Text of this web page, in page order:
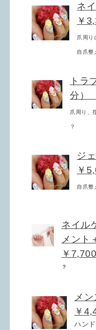
ネ
￥
爪周り
自爪
トラ
分）
爪周り、
？
ジ
￥
自爪
ネイル
メント
￥
？
メ
￥
ハン